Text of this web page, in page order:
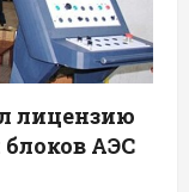
лицензию
АЭС